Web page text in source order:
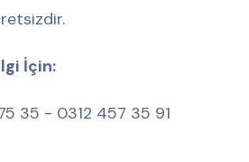
İçin:
35 - 0312 457 35 91